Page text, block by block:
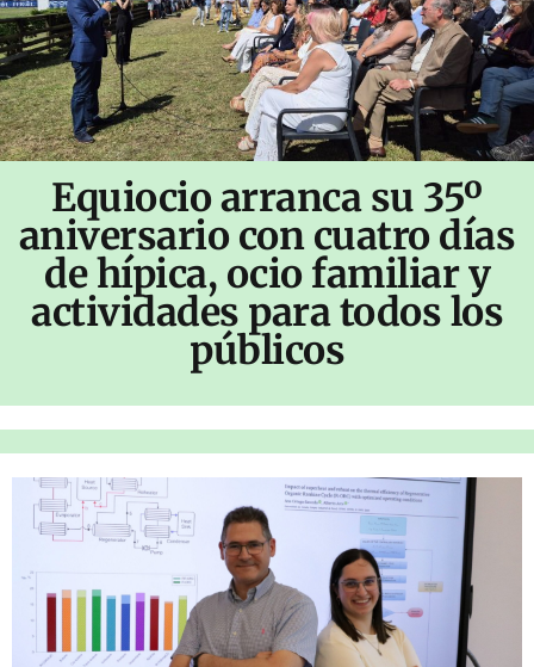
Equiocio arranca su 35º
aniversario con cuatro días
de hípica, ocio familiar y
actividades para todos los
públicos